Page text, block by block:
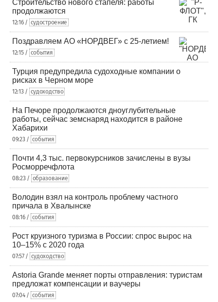
Строительство нового стапеля: работы
продолжаются
12:16 / судостроение
Поздравляем АО «НОРДВЕГ» с 25-летием!
12:15 / события
Турция предупредила судоходные компании о
рисках в Черном море
12:13 / судоходство
На Печоре продолжаются дноуглубительные
работы, сейчас земснаряд находится в районе
Хабарихи
09:23 / события
Почти 4,3 тыс. первокурсников зачислены в вузы
Росморречфлота
08:23 / образование
Володин взял на контроль проблему частного
причала в Хвалынске
08:16 / события
Рост круизного туризма в России: спрос вырос на
10–15% с 2020 года
07:57 / судоходство
Astoria Grande меняет порты отправления: туристам
предложат компенсации и ваучеры
07:04 / события